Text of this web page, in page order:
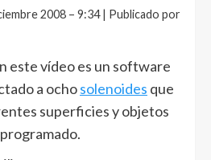
2008 – 9:34 | Publicado por
este vídeo es un software
a ochosolenoides que
superficies y objetos